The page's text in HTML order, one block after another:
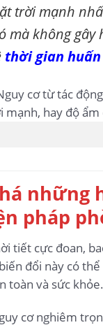
trời mạnh
mà không gây
thời gian
những
pháp
tiết cực đoan,
đổi này có
toàn và sức khỏe.
cơ nghiêm